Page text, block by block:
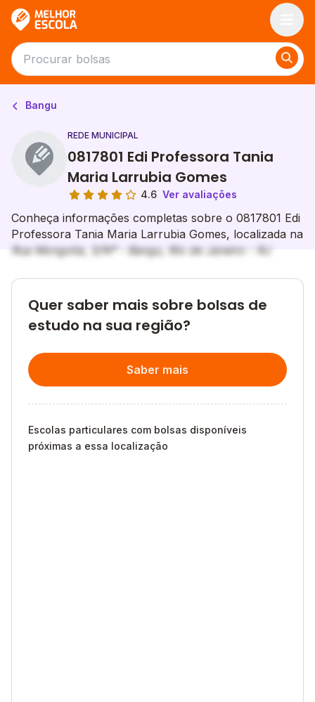
Bangu
REDE MUNICIPAL
0817801 Edi Professora Tania
Maria Larrubia Gomes
4.6 Ver avaliações
Conheça informações completas sobre o 0817801 Edi
Professora Tania Maria Larrubia Gomes, localizada na
Rua Mongolia, S/Nº - Bangu, Rio de Janeiro - RJ
Quer saber mais sobre bolsas de
estudo na sua região?
Saber mais
Escolas particulares com bolsas disponíveis
próximas a essa localização